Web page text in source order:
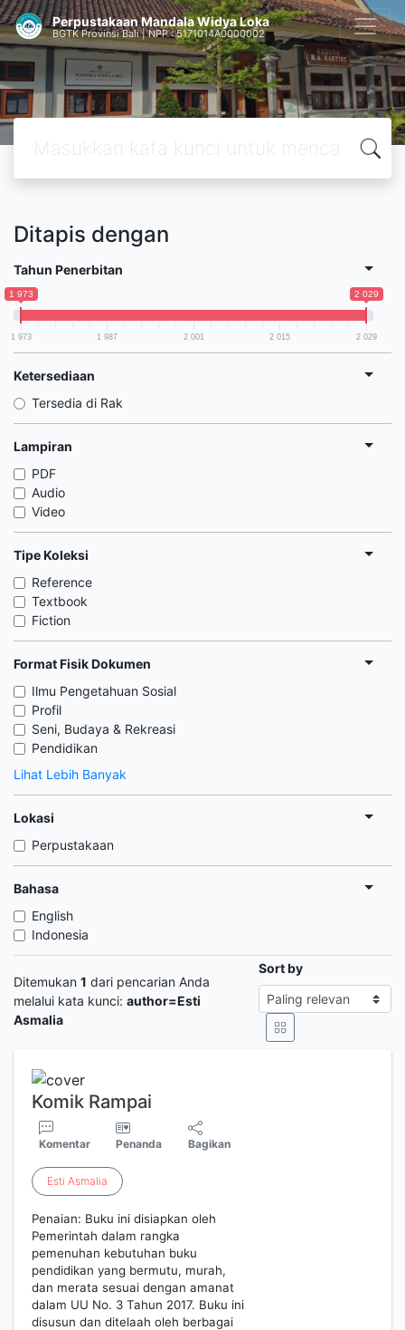
Perpustakaan Mandala Widya Loka
BGTK Provinsi Bali | NPP : 5171014A0000002
Ditapis dengan
Tahun Penerbitan
1 973 2 029
1 973 1 987 2 001 2 015 2 029
Ketersediaan
Tersedia di Rak
Lampiran
PDF
Audio
Video
Tipe Koleksi
Reference
Textbook
Fiction
Format Fisik Dokumen
Ilmu Pengetahuan Sosial
Profil
Seni, Budaya & Rekreasi
Pendidikan
Lihat Lebih Banyak
Lokasi
Perpustakaan
Bahasa
English
Indonesia
Ditemukan 1 dari pencarian Anda
melalui kata kunci: author=Esti
Asmalia
Sort by
Komik Rampai
Komentar Penanda Bagikan
Esti Asmalia
Penaian: Buku ini disiapkan oleh
Pemerintah dalam rangka
pemenuhan kebutuhan buku
pendidikan yang bermutu, murah,
dan merata sesuai dengan amanat
dalam UU No. 3 Tahun 2017. Buku ini
disusun dan ditelaah oleh berbagai